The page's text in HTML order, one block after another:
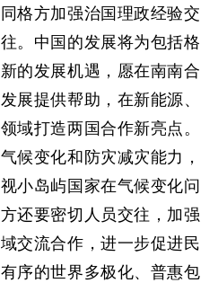
格方加强治国理政经验交
。中国的发展将为包括格
的发展机遇，愿在南南合
展提供帮助，在新能源、
域打造两国合作新亮点。
候变化和防灾减灾能力，
小岛屿国家在气候变化问
还要密切人员交往，加强
交流合作，进一步促进民
序的世界多极化、普惠包